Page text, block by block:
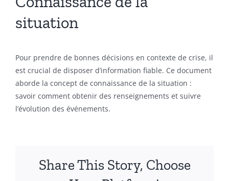
situation
Pour prendre de bonnes décisions en contexte de crise, il
est crucial de disposer d’information fiable. Ce document
aborde la concept de connaissance de la situation :
savoir comment obtenir des renseignements et suivre
l’évolution des événements.
Share This Story, Choose